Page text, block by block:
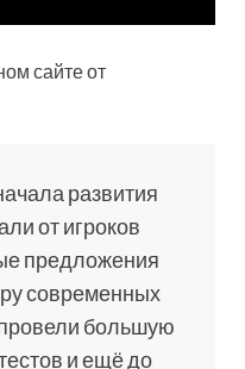
сайте от
развития
от игроков
предложения
современных
большую
и ещё до